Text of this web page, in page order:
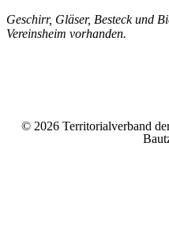
Geschirr, Gläser, Besteck und
Vereinsheim vorhanden.
© 2026 Territorialverband